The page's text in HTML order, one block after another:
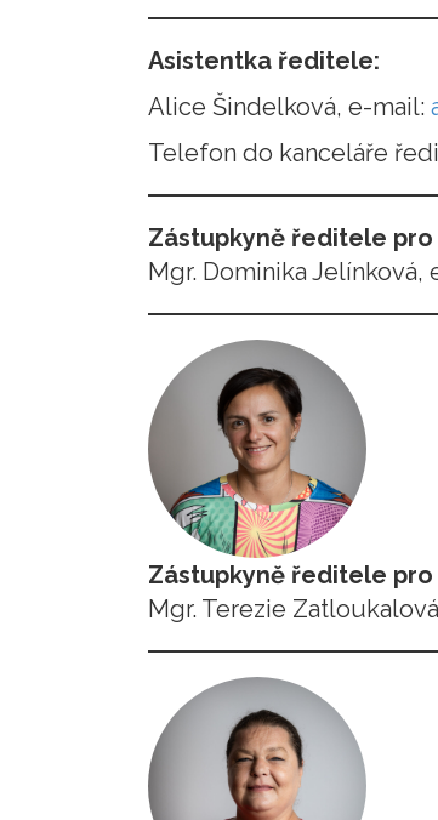
Asistentka ředitele:
Alice Šindelková, e-mail:
Telefon do kanceláře
Zástupkyně ředitele pro
Mgr. Dominika Jelínková,
Zástupkyně ředitele pro
Mgr. Terezie